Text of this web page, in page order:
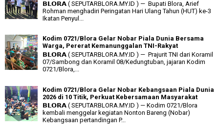
𝗕𝗟𝗢𝗥𝗔 ( SEPUTARBLORA.MY.ID ) — Bupati Blora, Arief
Rohman menghadiri Peringatan Hari Ulang Tahun (HUT) ke-3
Ikatan Penyul...
Kodim 0721/Blora Gelar Nobar Piala Dunia Bersama
Warga, Pererat Kemanunggalan TNI-Rakyat
𝗕𝗟𝗢𝗥𝗔 ( SEPUTARBLORA.MY.ID ) — Prajurit TNI dari Koramil
07/Sambong dan Koramil 08/Kedungtuban, jajaran Kodim
0721/Blora,...
Kodim 0721/Blora Gelar Nobar Kebangsaan Piala Dunia
2026 di 10 Titik, Perkuat Kebersamaan Masyarakat
𝗕𝗟𝗢𝗥𝗔 ( SEPUTARBLORA.MY.ID ) — Kodim 0721/Blora
kembali menggelar kegiatan Nonton Bareng (Nobar)
Kebangsaan pertandingan P...